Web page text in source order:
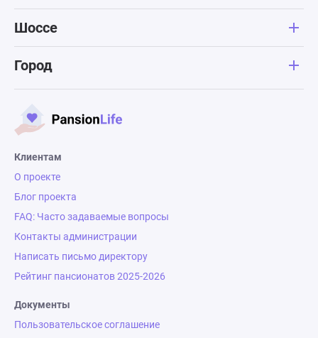
Шоссе
Город
Клиентам
О проекте
Блог проекта
FAQ: Часто задаваемые вопросы
Контакты администрации
Написать письмо директору
Рейтинг пансионатов 2025-2026
Документы
Пользовательское соглашение